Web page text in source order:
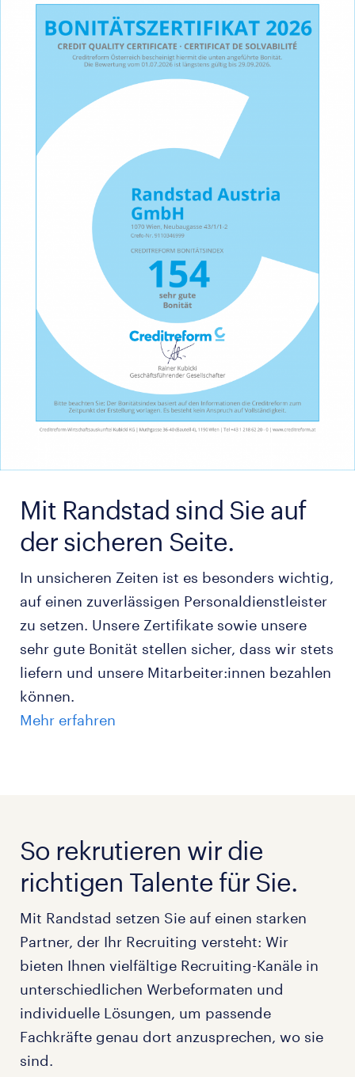
Mit Randstad sind Sie auf
der sicheren Seite.
In unsicheren Zeiten ist es besonders wichtig,
auf einen zuverlässigen Personaldienstleister
zu setzen. Unsere Zertifikate sowie unsere
sehr gute Bonität stellen sicher, dass wir stets
liefern und unsere Mitarbeiter:innen bezahlen
können.
Mehr erfahren
So rekrutieren wir die
richtigen Talente für Sie.
Mit Randstad setzen Sie auf einen starken
Partner, der Ihr Recruiting versteht: Wir
bieten Ihnen vielfältige Recruiting-Kanäle in
unterschiedlichen Werbeformaten und
individuelle Lösungen, um passende
Fachkräfte genau dort anzusprechen, wo sie
sind.